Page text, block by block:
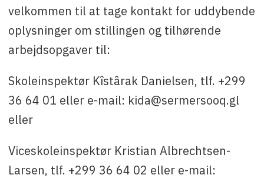
velkommen til at tage kontakt for uddybende
oplysninger om stillingen og tilhørende
arbejdsopgaver til:
Skoleinspektør Kîstârak Danielsen, tlf. +299
36 64 01 eller e-mail: kida@sermersooq.gl
eller
Viceskoleinspektør Kristian Albrechtsen-
Larsen, tlf. +299 36 64 02 eller e-mail: